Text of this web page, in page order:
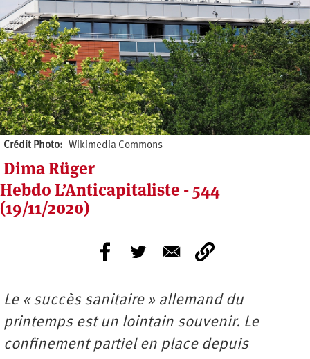
Crédit Photo Wikimedia Commons
Dima Rüger
Hebdo L’Anticapitaliste - 544
(19/11/2020)
Le « succès sanitaire » allemand du
printemps est un lointain souvenir. Le
confinement partiel en place depuis